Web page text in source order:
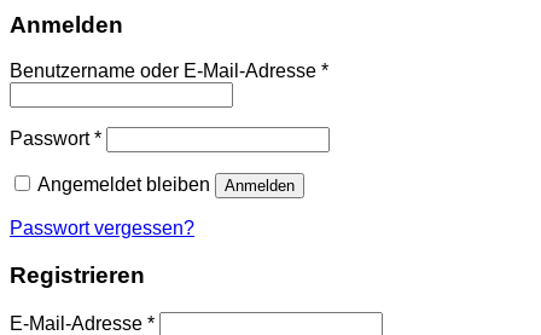
Anmelden
Benutzername oder E-Mail-Adresse *Erforderlich
Passwort*Erforderlich
Angemeldet bleiben Anmelden
Passwort vergessen?
Registrieren
E-Mail-Adresse *Erforderlich